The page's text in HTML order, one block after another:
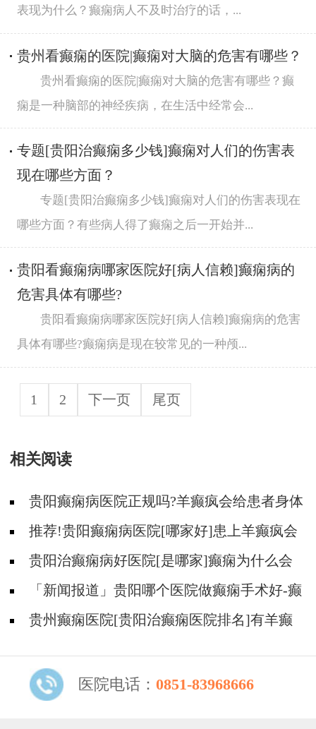
表现为什么？癫痫病人不及时治疗的话，...
贵州看癫痫的医院|癫痫对大脑的危害有哪些？
贵州看癫痫的医院|癫痫对大脑的危害有哪些？癫
痫是一种脑部的神经疾病，在生活中经常会...
专题[贵阳治癫痫多少钱]癫痫对人们的伤害表
现在哪些方面？
专题[贵阳治癫痫多少钱]癫痫对人们的伤害表现在
哪些方面？有些病人得了癫痫之后一开始并...
贵阳看癫痫病哪家医院好[病人信赖]癫痫病的
危害具体有哪些?
贵阳看癫痫病哪家医院好[病人信赖]癫痫病的危害
具体有哪些?癫痫病是现在较常见的一种颅...
1 2 下一页 尾页
相关阅读
贵阳癫痫病医院正规吗?羊癫疯会给患者身体
造成什么伤害?
推荐!贵阳癫痫病医院[哪家好]患上羊癫疯会
变傻吗?
贵阳治癫痫病好医院[是哪家]癫痫为什么会
影响病人的生活？
「新闻报道」贵阳哪个医院做癫痫手术好-癫
痫的危害表现在哪些方面？
贵州癫痫医院[贵阳治癫痫医院排名]有羊癫
医院电话： 0851-83968666